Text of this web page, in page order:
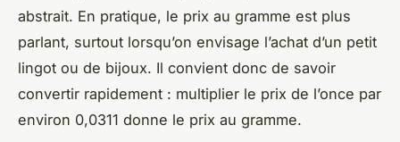
abstrait. En pratique, le prix au gramme est plus
parlant, surtout lorsqu’on envisage l’achat d’un petit
lingot ou de bijoux. Il convient donc de savoir
convertir rapidement : multiplier le prix de l’once par
environ 0,0311 donne le prix au gramme.